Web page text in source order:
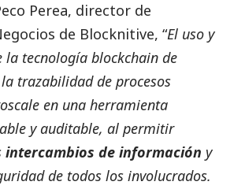
Perea, director de
de Blocknitive, “El uso y
tecnología blockchain de
trazabilidad de procesos
en una herramienta
y auditable, al permitir
intercambios de información y
de todos los involucrados.